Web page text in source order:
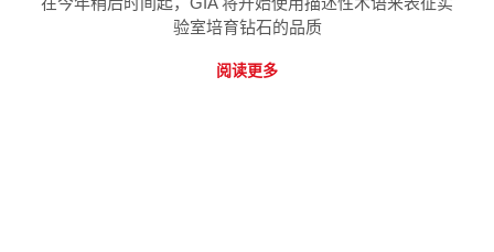
验室培育钻石的品质
阅读更多